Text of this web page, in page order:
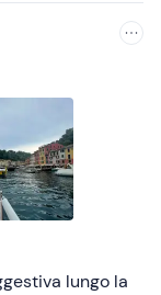
lungo la